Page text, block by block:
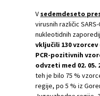
Vsedemdeseto
virusnih različic
nukleotidnih
vključili 130 vzorcev
PCR-pozitivnih
odvzeti med 02. 05.
teh je bilo 75 %
regije, po 5 % iz